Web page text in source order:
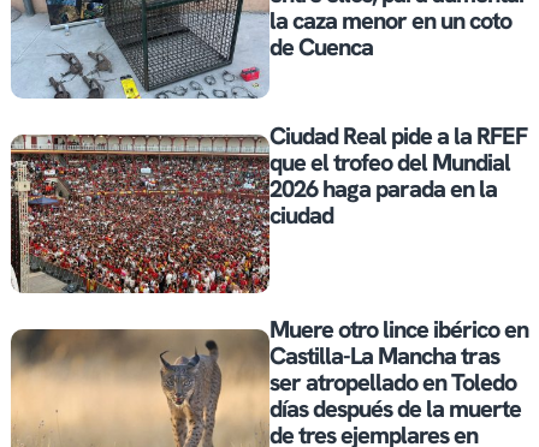
la caza menor en un coto
de Cuenca
Ciudad Real pide a la RFEF
que el trofeo del Mundial
2026 haga parada en la
ciudad
Muere otro lince ibérico en
Castilla-La Mancha tras
ser atropellado en Toledo
días después de la muerte
de tres ejemplares en